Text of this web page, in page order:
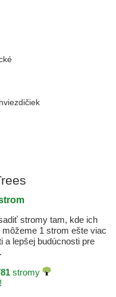
stromy tam, kde ich
1 strom ešte viac
a lepšej budúcnosti pre
stromy